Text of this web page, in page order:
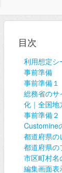
目次
利用想定シ
事前準備
事前準備１
総務省のサ
化｜全国
事前準備２
Customine
都道府県の
都道府県の
市区町村名
編集画面表